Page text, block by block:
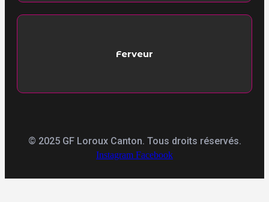
Ferveur
© 2025 GF Loroux Canton. Tous droits réservés.
Instagram Facebook